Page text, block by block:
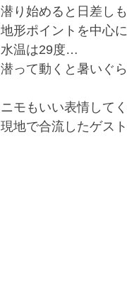
潜り始めると日差し
地形ポイントを中心
水温は29度…
潜って動くと暑いぐ
ニモもいい表情して
現地で合流したゲス